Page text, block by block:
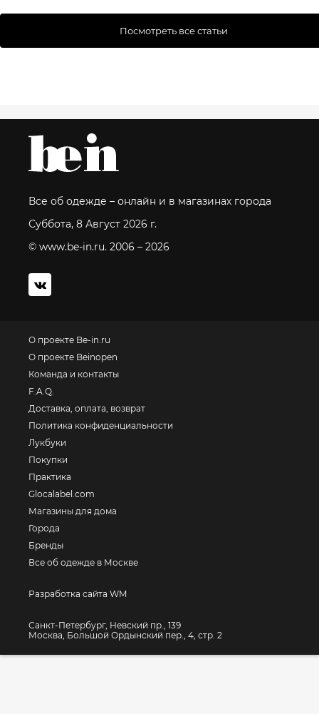
Посмотреть все статьи
Все об одежде – онлайн и в магазинах города
Суббота, 8 Август 2026 г.
© www.be-in.ru. 2006 – 2026
О проекте Be-in.ru
О проекте Beinopen
Команда и контакты
F.A.Q.
Доставка, оплата, возврат
Политика конфиденциальности
Лукбуки
Покупки
Практика
Glocalabel.com
Магазины для дома
Города
Бренды
Все об одежде в Москве
Разработка сайта WM
Санкт-Петербург, Невский пр., 139
Москва, Большой Ордынский пер., 4, стр. 2